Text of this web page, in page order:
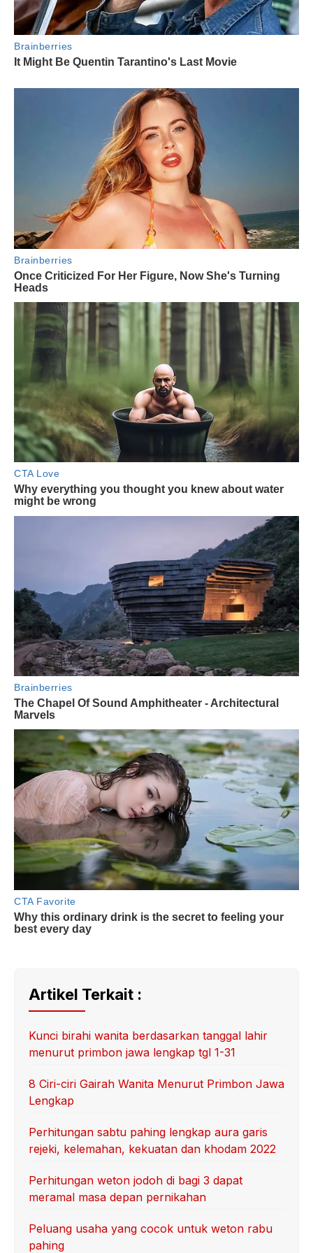
Artikel Terkait :
Kunci birahi wanita berdasarkan tanggal lahir
menurut primbon jawa lengkap tgl 1-31
8 Ciri-ciri Gairah Wanita Menurut Primbon Jawa
Lengkap
Perhitungan sabtu pahing lengkap aura garis
rejeki, kelemahan, kekuatan dan khodam 2022
Perhitungan weton jodoh di bagi 3 dapat
meramal masa depan pernikahan
Peluang usaha yang cocok untuk weton rabu
pahing